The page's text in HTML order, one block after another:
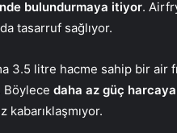
bulundurmaya itiyor.
tasarruf sağlıyor.
3.5 litre hacme sahip bir air
Böylece daha az güç
kabarıklaşmıyor.